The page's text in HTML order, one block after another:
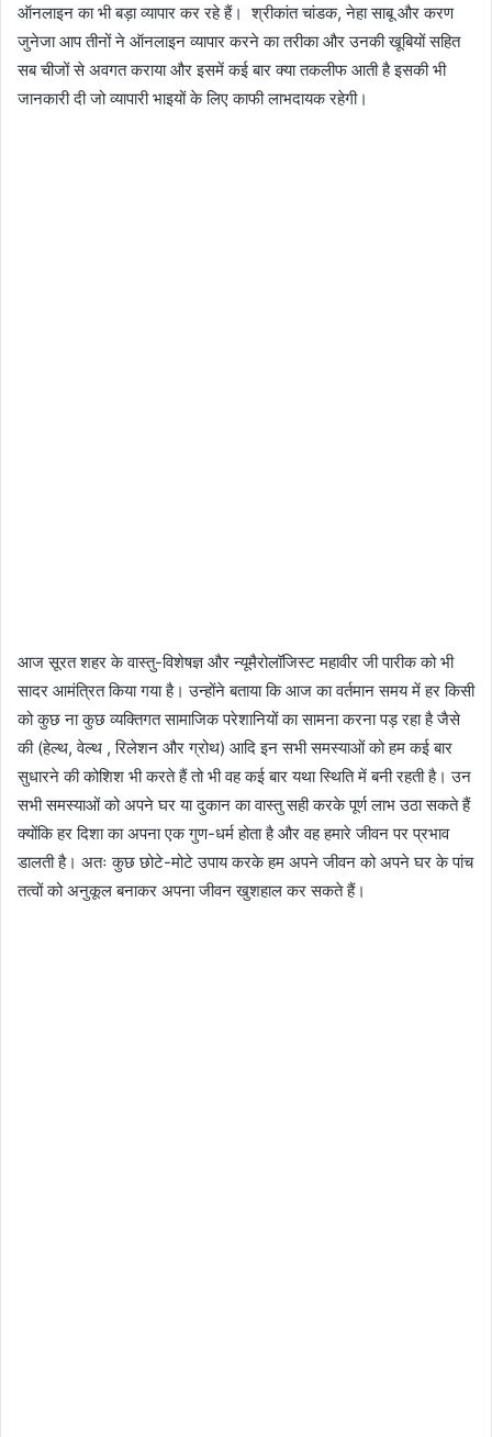
ऑनलाइन का भी बड़ा व्यापार कर रहे हैं। श्रीकांत चांडक, नेहा साबू और करण
जुनेजा आप तीनों ने ऑनलाइन व्यापार करने का तरीका और उनकी खूबियों सहित
सब चीजों से अवगत कराया और इसमें कई बार क्या तकलीफ आती है इसकी भी
जानकारी दी जो व्यापारी भाइयों के लिए काफी लाभदायक रहेगी।
आज सूरत शहर के वास्तु-विशेषज्ञ और न्यूमैरोलॉजिस्ट महावीर जी पारीक को भी
सादर आमंत्रित किया गया है। उन्होंने बताया कि आज का वर्तमान समय में हर किसी
को कुछ ना कुछ व्यक्तिगत सामाजिक परेशानियों का सामना करना पड़ रहा है जैसे
की (हेल्थ, वेल्थ , रिलेशन और ग्रोथ) आदि इन सभी समस्याओं को हम कई बार
सुधारने की कोशिश भी करते हैं तो भी वह कई बार यथा स्थिति में बनी रहती है। उन
सभी समस्याओं को अपने घर या दुकान का वास्तु सही करके पूर्ण लाभ उठा सकते हैं
क्योंकि हर दिशा का अपना एक गुण-धर्म होता है और वह हमारे जीवन पर प्रभाव
डालती है। अतः कुछ छोटे-मोटे उपाय करके हम अपने जीवन को अपने घर के पांच
तत्वों को अनुकूल बनाकर अपना जीवन खुशहाल कर सकते हैं।